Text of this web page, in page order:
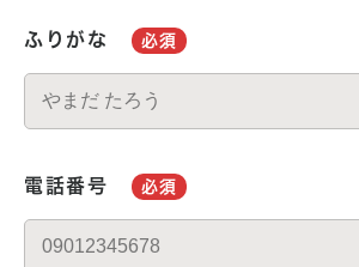
ふりがな 必須
電話番号 必須